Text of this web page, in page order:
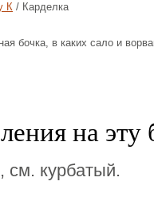
К / Карделка
бочка, в каких сало и
на эту
курбатый.